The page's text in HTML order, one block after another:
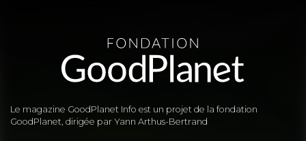
Le magazine GoodPlanet Info est un projet de la fondation
GoodPlanet, dirigée par Yann Arthus-Bertrand